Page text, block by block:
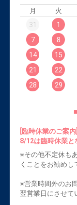
月 火
31
1
7
8
14
15
21
22
28
29
[臨時休業のご案内]
8/12は臨時休業と
※その他不定休も
くことをお勧めし
※営業時間外のお
翌営業日にさせて